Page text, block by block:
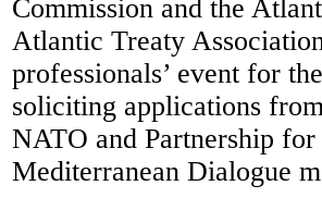
Commission and the
Atlantic Treaty
professionals’ event for
soliciting applications
NATO and Partnership
Mediterranean Dialogue